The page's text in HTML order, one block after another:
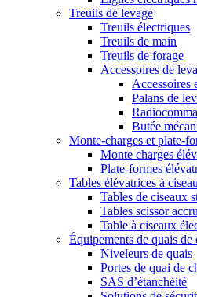
Treuils de levage
Treuils électriques
Treuils de main
Treuils de forage
Accessoires de
Accessoires
Palans de
Butée
Monte-charges et plate-
Monte charges
Plate-formes
Tables élévatrices à
Tables de ciseaux
Tables scissor
Table à ciseaux
Équipements de quais de
Niveleurs de quais
Portes de quai de
SAS d’étanchéité